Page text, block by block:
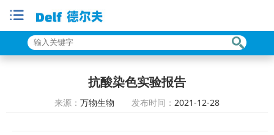
抗酸染色实验报告
来源： 万物生物 发布时间： 2021-12-28